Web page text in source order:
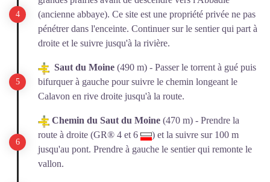
(ancienne abbaye). Ce site est une propriété privée ne pas
pénétrer dans l'enceinte. Continuer sur le sentier qui part à
droite et le suivre jusqu'à la rivière.
Saut du Moine (490 m) - Passer le torrent à gué puis
bifurquer à gauche pour suivre le chemin longeant le
Calavon en rive droite jusqu'à la route.
Chemin du Saut du Moine (470 m) - Prendre la
route à droite (GR® 4 et 6
) et la suivre sur 100 m
jusqu'au pont. Prendre à gauche le sentier qui remonte le
vallon.